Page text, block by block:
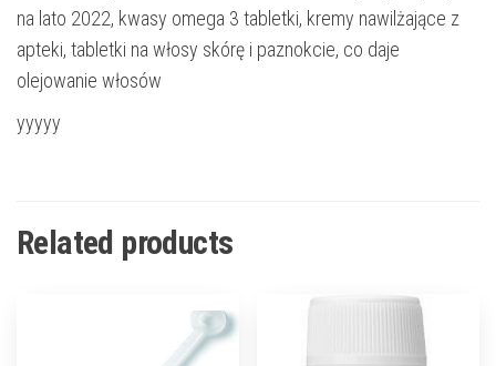
na lato 2022, kwasy omega 3 tabletki, kremy nawilżające z
apteki, tabletki na włosy skórę i paznokcie, co daje
olejowanie włosów
yyyyy
Related products